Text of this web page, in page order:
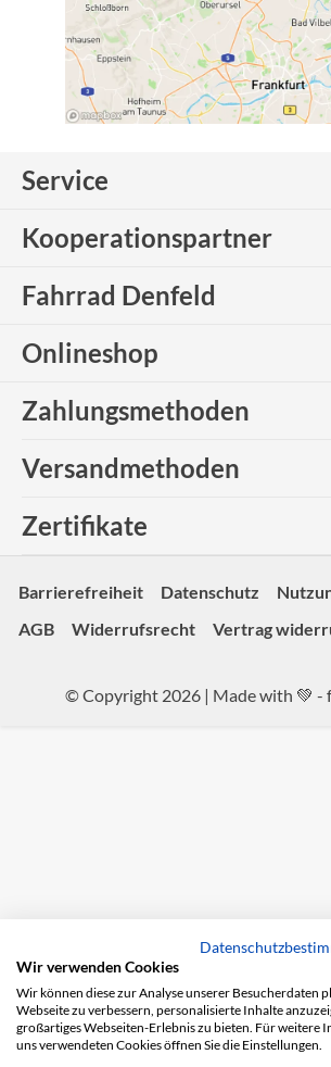
Service
Kooperationspartner
Fahrrad Denfeld
Onlineshop
Zahlungsmethoden
Versandmethoden
Zertifikate
Barrierefreiheit Datenschutz
AGB
Widerrufsrecht Vertrag
© Copyright 2026 | Made with 💚 -
Wir verwenden Cookies
Wir können diese zur Analyse unserer Besucherdaten
Webseite zu verbessern, personalisierte Inhalte
großartiges Webseiten-Erlebnis zu bieten. Für weitere
uns verwendeten Cookies öffnen Sie die Einstellungen.